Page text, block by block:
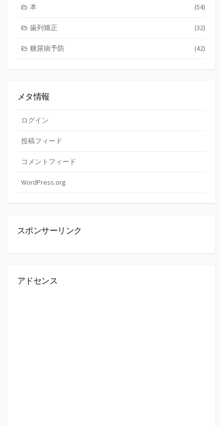
本 (54)
歯列矯正 (32)
糖尿病予防 (42)
メタ情報
ログイン
投稿フィード
コメントフィード
WordPress.org
スポンサーリンク
アドセンス